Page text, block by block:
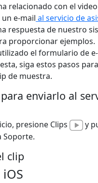
relacionado con el
e-mail al servicio de
respuesta de nuestro
proporcionar ejemplos.
el formulario de
siga estos pasos para
de muestra.
enviarlo al
presione Clips
y
Soporte.
clip